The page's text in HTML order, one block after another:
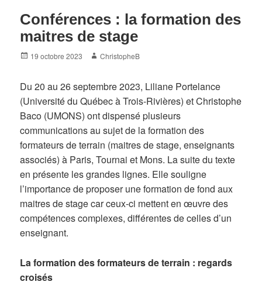
Conférences : la formation des
maitres de stage
Posted
19 octobre 2023 Author
ChristopheB
Du 20 au 26 septembre 2023, Liliane Portelance
(Université du Québec à Trois-Rivières) et Christophe
Baco (UMONS) ont dispensé plusieurs
communications au sujet de la formation des
formateurs de terrain (maitres de stage, enseignants
associés) à Paris, Tournai et Mons. La suite du texte
en présente les grandes lignes. Elle souligne
l’importance de proposer une formation de fond aux
maitres de stage car ceux-ci mettent en œuvre des
compétences complexes, différentes de celles d’un
enseignant.
La formation des formateurs de terrain : regards
croisés